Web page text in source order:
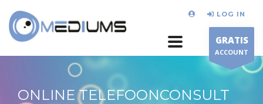
LOG IN
GRATIS
ACCOUNT
ONLINE TELEFOONCONSULT